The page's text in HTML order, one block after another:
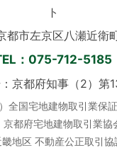
ト
都市左京区八瀬近衛
：075-712-5185
京都府知事（2）第
）全国宅地建物取引業保
京都府宅地建物取引業協
畿地区 不動産公正取引